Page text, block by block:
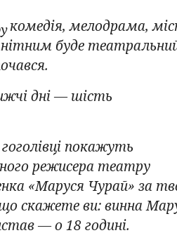
комедія, мелодрама,
буде
дні — шість
покажуть
режисера театру
«Маруся Чурай» за
скажете ви: винна
— о 18 годині.